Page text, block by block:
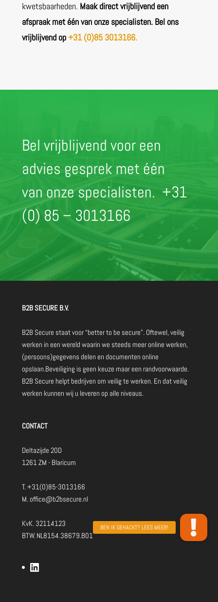
kwetsbaarheden. Maak direct vrijblijvend een
afspraak met één van onze specialisten. Bel ons
vrijblijvend op+31 (0)85 3013166.
Bel vrijblijvend voor een
advies gesprek met één
van onze specialisten. +31
(0) 85 – 3013166
B2B SECURE B.V.
B2B Secure staat voor “better to be secure”. Oftewel, veilig
werken in een wereld waarin we steeds meer online werken,
(persoons)gegevens delen en documenten online
opslaan.Beveiliging is geen keuze maar een randvoorwaarde.
B2B Secure helpt bedrijven om veilig te werken. En dat veilig
werken kunnen wij u leveren op alle niveaus.
CONTACT
Deltazijde 20D
1261 ZM - Blaricum
T. +31(0)85-3013166
M. office@b2bsecure.nl
KvK. 32114123
BTW. NL8154.38679.B01
LinkedIn